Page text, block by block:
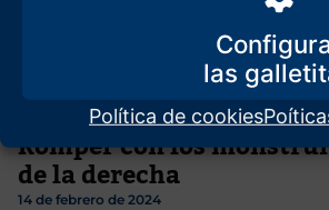
Política de cookies
Romper con los
de la derecha
14 de febrero de 2024